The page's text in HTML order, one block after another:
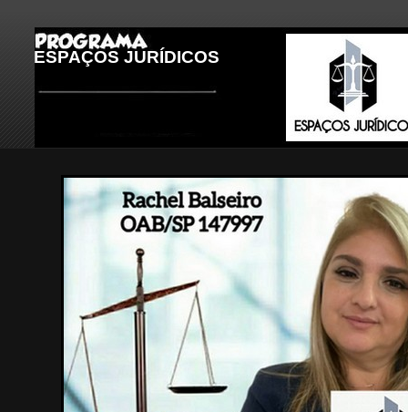
ESPAÇOS JURÍDICOS
LEGENDA DA IMAGEM 4